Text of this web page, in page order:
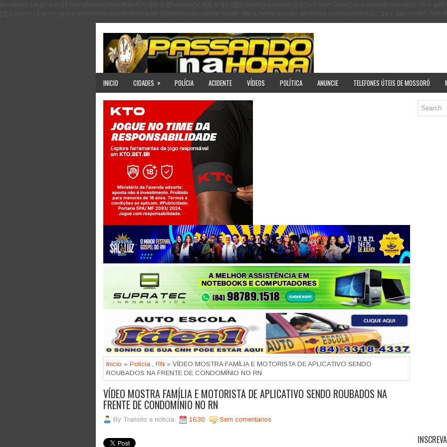
INICIO CIDADES » POLÍCIA ACIDENTE VÍDEOS POLÍTICA ANUNCIE TELEFONES ÚTEIS DE MOSSORÓ
Jogue com responsabilidade. 18+
Inicio » Policia RN » VÍDEO MOSTRA FAMÍLIA E MOTORISTA DE APLICATIVO SENDO
ROUBADOS NA FRENTE DE CONDOMÍNIO NO RN
VÍDEO MOSTRA FAMÍLIA E MOTORISTA DE APLICATIVO SENDO ROUBADOS NA
FRENTE DE CONDOMÍNIO NO RN
By Transito e noticia 16:30 Sem comentarios